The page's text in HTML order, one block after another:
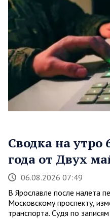
Сводка на утро
года от Двух
06.08.2026 07:49
В Ярославле после налета
Московскому проспекту,
транспорта. Судя по